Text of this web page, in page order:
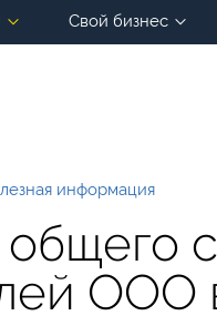
Свой бизнес
информация
ООО